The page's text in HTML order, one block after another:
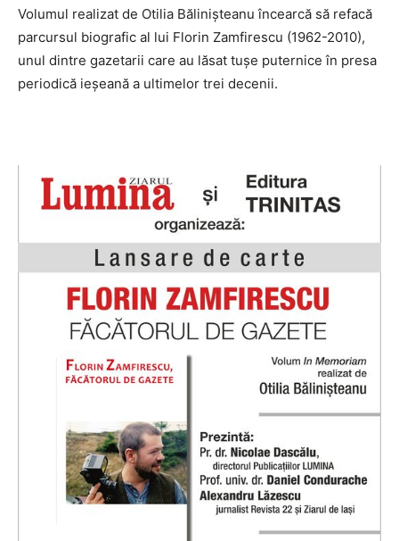
Volumul realizat de Otilia Bălinișteanu încearcă să refacă
parcursul biografic al lui Florin Zamfirescu (1962-2010),
unul dintre gazetarii care au lăsat tușe puternice în presa
periodică ieșeană a ultimelor trei decenii.